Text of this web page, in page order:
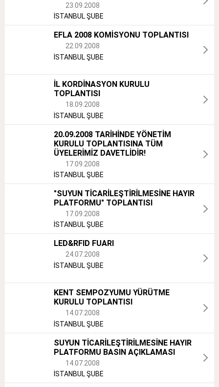
23.09.2008
İSTANBUL ŞUBE
EFLA 2008 KOMİSYONU TOPLANTISI
22.09.2008
İSTANBUL ŞUBE
İL KORDİNASYON KURULU
TOPLANTISI
18.09.2008
İSTANBUL ŞUBE
20.09.2008 TARİHİNDE YÖNETİM
KURULU TOPLANTISINA TÜM
ÜYELERİMİZ DAVETLİDİR!
17.09.2008
İSTANBUL ŞUBE
"SUYUN TİCARİLEŞTİRİLMESİNE HAYIR
PLATFORMU" TOPLANTISI
17.09.2008
İSTANBUL ŞUBE
LED&RFID FUARI
24.07.2008
İSTANBUL ŞUBE
KENT SEMPOZYUMU YÜRÜTME
KURULU TOPLANTISI
14.07.2008
İSTANBUL ŞUBE
SUYUN TİCARİLEŞTİRİLMESİNE HAYIR
PLATFORMU BASIN AÇIKLAMASI
14.07.2008
İSTANBUL ŞUBE